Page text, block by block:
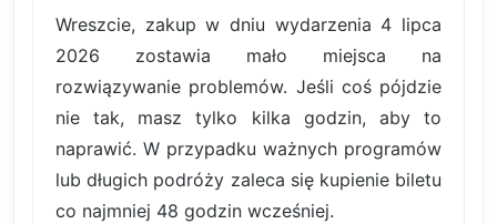
Wreszcie, zakup w dniu wydarzenia 4 lipca
2026 zostawia mało miejsca na
rozwiązywanie problemów. Jeśli coś pójdzie
nie tak, masz tylko kilka godzin, aby to
naprawić. W przypadku ważnych programów
lub długich podróży zaleca się kupienie biletu
co najmniej 48 godzin wcześniej.